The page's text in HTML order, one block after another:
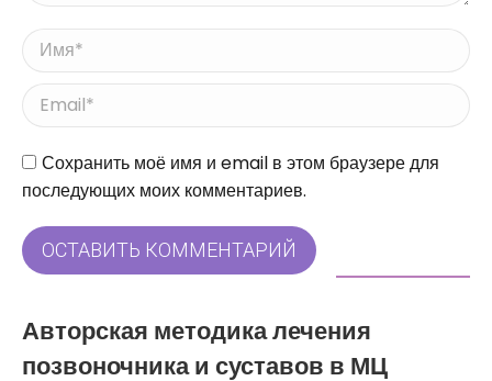
Имя *
Email *
СайтСохранить моё имя и email в этом браузере для
последующих моих комментариев.
ОСТАВИТЬ КОММЕНТАРИЙ
Авторская методика лечения
позвоночника и суставов в МЦ